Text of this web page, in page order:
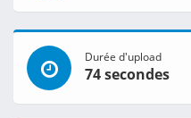
Durée d'upload
74 secondes